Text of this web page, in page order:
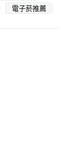
電子菸推薦